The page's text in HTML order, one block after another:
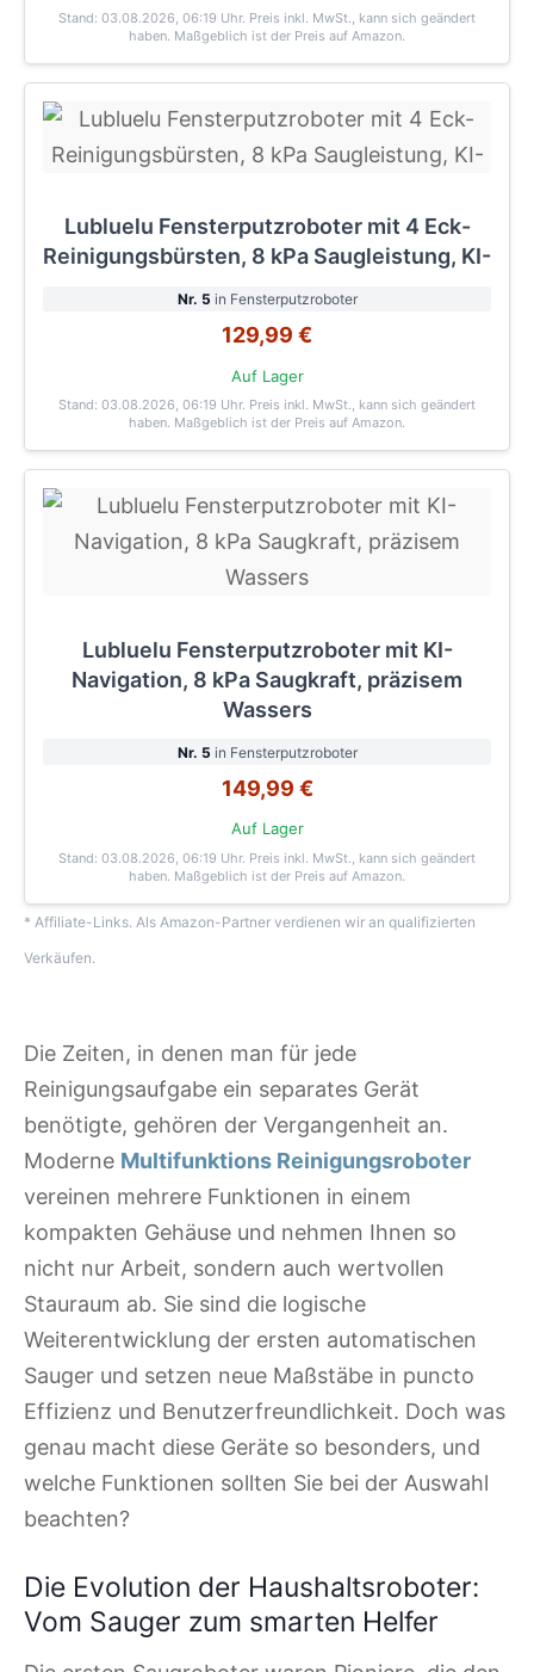
Stand: 03.08.2026, 06:19 Uhr. Preis inkl. MwSt., kann sich geändert
haben. Maßgeblich ist der Preis auf Amazon.
Lubluelu Fensterputzroboter mit 4 Eck-
Reinigungsbürsten, 8 kPa Saugleistung, KI-
Nr. 5 in Fensterputzroboter
129,99 €
Auf Lager
Stand: 03.08.2026, 06:19 Uhr. Preis inkl. MwSt., kann sich geändert
haben. Maßgeblich ist der Preis auf Amazon.
Lubluelu Fensterputzroboter mit KI-
Navigation, 8 kPa Saugkraft, präzisem
Wassers
Nr. 5 in Fensterputzroboter
149,99 €
Auf Lager
Stand: 03.08.2026, 06:19 Uhr. Preis inkl. MwSt., kann sich geändert
haben. Maßgeblich ist der Preis auf Amazon.
* Affiliate-Links. Als Amazon-Partner verdienen wir an qualifizierten
Verkäufen.
Die Zeiten, in denen man für jede
Reinigungsaufgabe ein separates Gerät
benötigte, gehören der Vergangenheit an.
Moderne Multifunktions Reinigungsroboter
vereinen mehrere Funktionen in einem
kompakten Gehäuse und nehmen Ihnen so
nicht nur Arbeit, sondern auch wertvollen
Stauraum ab. Sie sind die logische
Weiterentwicklung der ersten automatischen
Sauger und setzen neue Maßstäbe in puncto
Effizienz und Benutzerfreundlichkeit. Doch was
genau macht diese Geräte so besonders, und
welche Funktionen sollten Sie bei der Auswahl
beachten?
Die Evolution der Haushaltsroboter:
Vom Sauger zum smarten Helfer